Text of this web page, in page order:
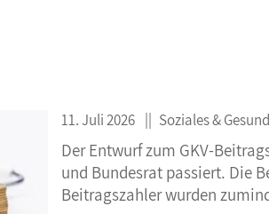
11. Juli 2026 Soziales &
Der Entwurf zum GKV-
und Bundesrat passiert. Die
Beitragszahler wurden